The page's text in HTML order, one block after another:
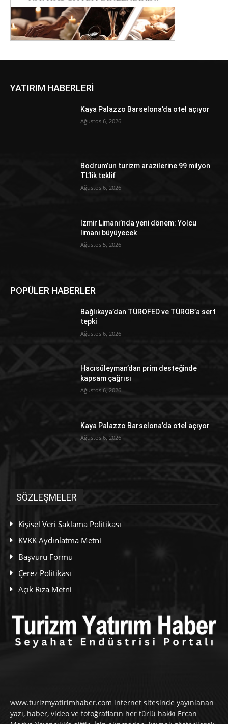
YATIRIM HABERLERİ
Kaya Palazzo Barselona’da otel açıyor
Ağustos 6, 2026
Bodrum’un turizm arazilerine 99 milyon
TL’lik teklif
Ağustos 6, 2026
İzmir Limanı’nda yeni dönem: Yolcu
limanı büyüyecek
Ağustos 5, 2026
POPÜLER HABERLER
Bağlıkaya’dan TÜROFED ve TÜROB’a sert
tepki
Ağustos 6, 2026
Hacısüleyman’dan prim desteğinde
kapsam çağrısı
Ağustos 6, 2026
Kaya Palazzo Barselona’da otel açıyor
Ağustos 6, 2026
SÖZLEŞMELER
Kişisel Veri Saklama Politikası
KVKK Aydınlatma Metni
Başvuru Formu
Çerez Politikası
Açık Rıza Metni
www.turizmyatirimhaber.com internet sitesinde yayınlanan
yazı, haber, video ve fotoğrafların her türlü hakkı Ercan